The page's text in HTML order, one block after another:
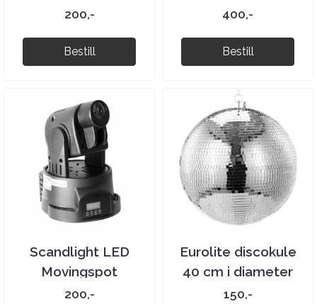
200,-
Bestill
400,-
Bestill
Scandlight LED
Movingspot
200,-
Eurolite discokule
40 cm i diameter
150,-